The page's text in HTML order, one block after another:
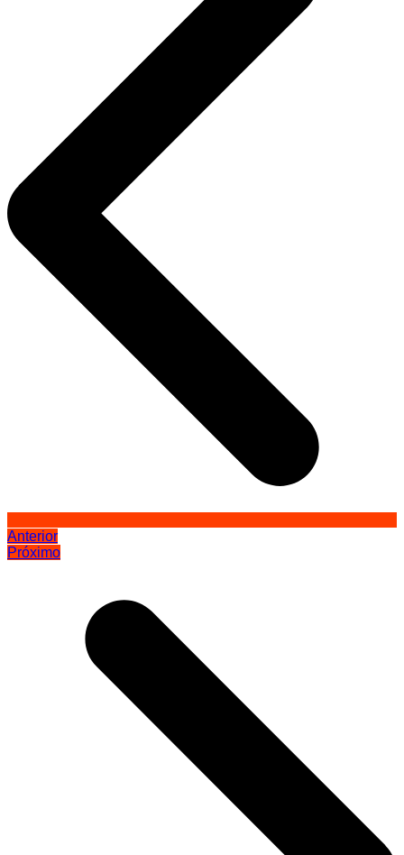
Anterior
Próximo